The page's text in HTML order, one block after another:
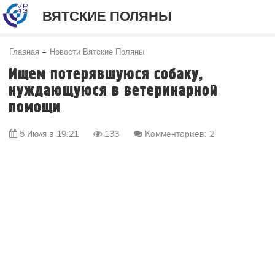
ВЯТСКИЕ ПОЛЯНЫ
Главная Новости Вятские Поляны
Ищем потерявшуюся собаку,
нуждающуюся в ветеринарной
помощи
5 Июля в 19:21 133 Комментариев: 2